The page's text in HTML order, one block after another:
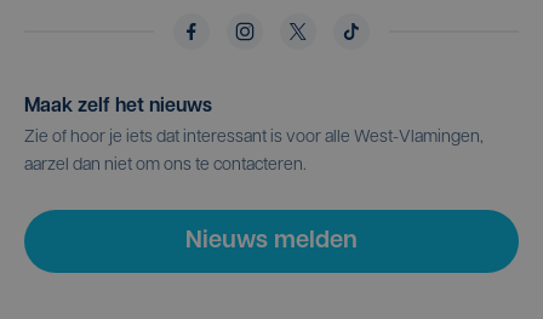
Maak zelf het nieuws
Zie of hoor je iets dat interessant is voor alle West-Vlamingen,
aarzel dan niet om ons te contacteren.
Nieuws melden